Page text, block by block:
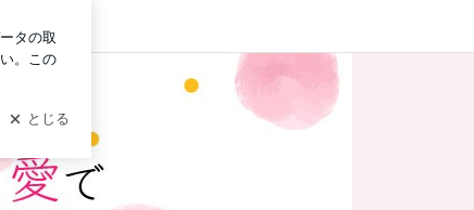
by Ameba